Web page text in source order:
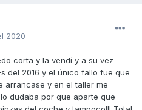
2020
corta y la vendí y a su vez
del 2016 y el único fallo fue que
arrancase y en el taller me
dudaba por que aparte que